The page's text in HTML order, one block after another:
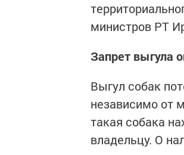
министров РТ
Запрет выгула
Выгул собак
независимо от
такая собака
владельцу. О